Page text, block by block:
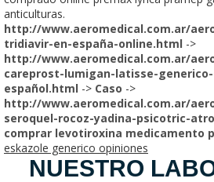
anticulturas.
http://www.aeromedical.com.ar/
tridiavir-en-españa-online.html ->
http://www.aeromedical.com.ar/
careprost-lumigan-latisse-
español.html -> Caso ->
http://www.aeromedical.com.ar/
seroquel-rocoz-yadina-psicotric-
comprar levotiroxina medicamento
eskazole generico opiniones
NUESTRO